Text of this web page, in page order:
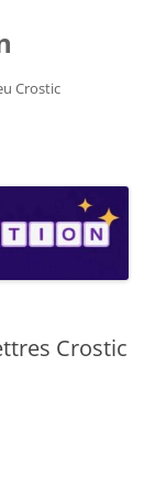
Crostic
Crostic